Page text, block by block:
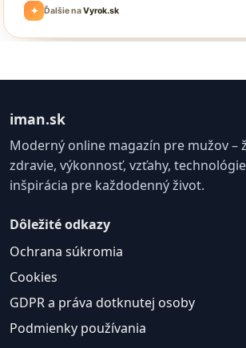
iman.sk
Moderný online magazín pre mužov –
zdravie, výkonnosť, vzťahy,
inšpirácia pre každodenný život.
Dôležité odkazy
Ochrana súkromia
Cookies
GDPR a práva dotknutej osoby
Podmienky používania